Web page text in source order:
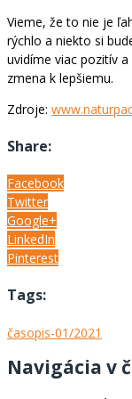
Vieme, že to nie je
rýchlo a niekto si
uvidíme viac pozitív
zmena k lepšiemu.
Zdroje:
Share:
Facebook
Twitter
Google+
LinkedIn
Pinterest
Tags:
časopis-01/2021
Navigácia v